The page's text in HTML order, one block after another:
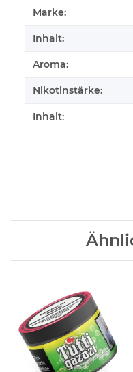
Marke:
Inhalt:
Aroma:
Nikotinstärke:
Inhalt: